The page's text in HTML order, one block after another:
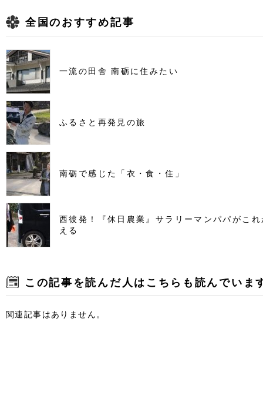
全国のおすすめ記事
一流の田舎 南砺に住みたい
ふるさと再発見の旅
南砺で感じた「衣・食・住」
西彼発！『休日農業』サラリーマンパパがこ
える
この記事を読んだ人はこちらも読んでいま
関連記事はありません。